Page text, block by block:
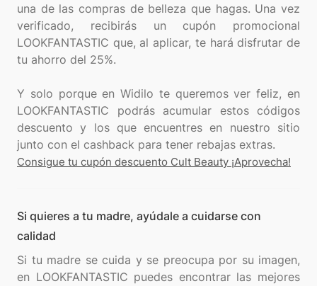
una de las compras de belleza que hagas. Una vez
verificado, recibirás un cupón promocional
LOOKFANTASTIC que, al aplicar, te hará disfrutar de
tu ahorro del 25%.
Y solo porque en Widilo te queremos ver feliz, en
LOOKFANTASTIC podrás acumular estos códigos
descuento y los que encuentres en nuestro sitio
Consigue tu cupón descuento Cult Beauty ¡Aprovecha!
Si quieres a tu madre, ayúdale a cuidarse con
calidad
Si tu madre se cuida y se preocupa por su imagen,
en LOOKFANTASTIC puedes encontrar las mejores